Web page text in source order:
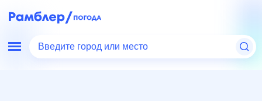
Введите город или место